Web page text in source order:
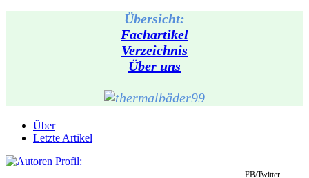
Übersicht:
Fachartikel
Verzeichnis
Über uns
Über
Letzte Artikel
FB/Twitter